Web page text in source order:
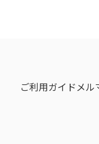
ご利用ガイドメル